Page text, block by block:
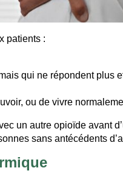
patients :
qui ne répondent plus
ou de vivre
un autre opioïde avant
sans antécédents